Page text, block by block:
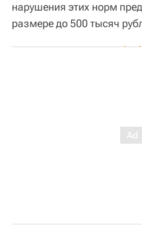
нарушения этих норм
размере до 500 тысяч